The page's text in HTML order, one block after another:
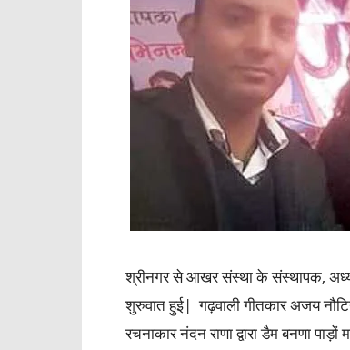
श्रीनगर से आखर संस्था के संस्थापक,
शुरुवात हुई| गढ़वाली गीतकार अजय
रचनाकार नंदन राणा द्वारा डैम बनणा पाड़ों